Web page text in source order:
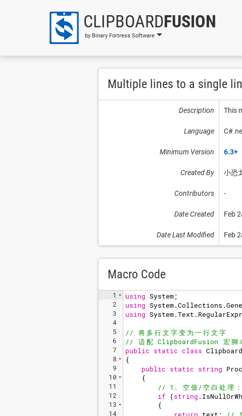
CLIPBOARDFUSION
by Binary Fortress Software
Multiple lines to a single
Description This
Language
Minimum Version 6.3+
Created By 小恐
Contributors -
Date Created Feb
Date Last Modified Feb
Macro Code
1
2
3
4
5
6
7
8
9
10
11
12
13
14
using System;
using System.Collections .
using System.Text .
//
将 多 行文 字变 为 一行文 字
//
适配 ClipboardFusion 宏 脚
public static class
{
public static string
{
// 1.
空值 / 空 白 处 理 ：
if (string .
{